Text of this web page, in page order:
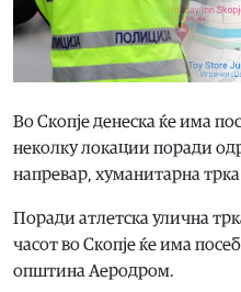
Во Скопје денеска ќе има
неколку локации поради
напревар, хуманитарна трка
Поради атлетска улична
часот во Скопје ќе има
општина Аеродром.